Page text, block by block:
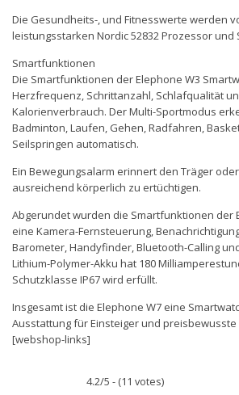
Die Gesundheits-, und Fitnesswerte werden
leistungsstarken Nordic 52832 Prozessor
Smartfunktionen
Die Smartfunktionen der Elephone W3
Herzfrequenz, Schrittanzahl, Schlafqualität
Kalorienverbrauch. Der Multi-Sportmodus
Badminton, Laufen, Gehen, Radfahren,
Seilspringen automatisch.
Ein Bewegungsalarm erinnert den Träger
ausreichend körperlich zu ertüchtigen.
Abgerundet wurden die Smartfunktionen der
eine Kamera-Fernsteuerung,
Barometer, Handyfinder, Bluetooth-Calling
Lithium-Polymer-Akku hat 180
Schutzklasse IP67 wird erfüllt.
Insgesamt ist die Elephone W7 eine
Ausstattung für Einsteiger und preisbewusste
[webshop-links]
4.2/5 - (11 votes)